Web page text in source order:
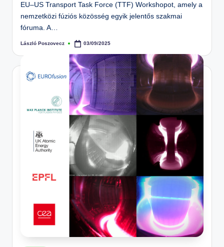
EU–US Transport Task Force (TTF) Workshopot, amely a
nemzetközi fúziós közösség egyik jelentős szakmai
fóruma. A…
Posted
László Poszovecz 03/09/2025